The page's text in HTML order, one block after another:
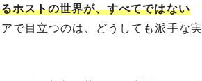
ホストの世界が、すべてではない
で目立つのは、どうしても派手な実